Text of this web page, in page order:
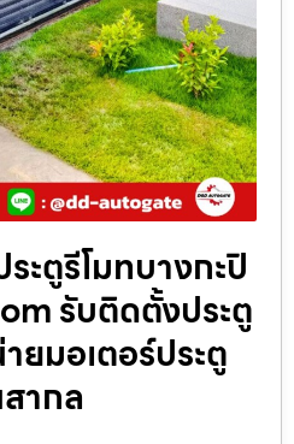
ะตูรีโมทบางกะปิ
รับติดตั้งประตู
ยมอเตอร์ประตู
ากล